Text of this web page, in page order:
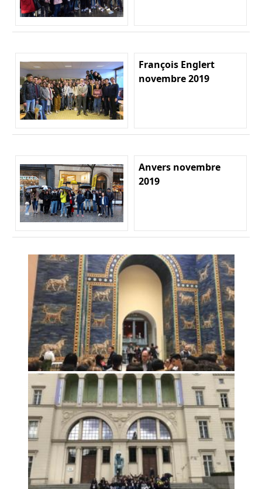
François Englert
novembre 2019
Anvers novembre
2019